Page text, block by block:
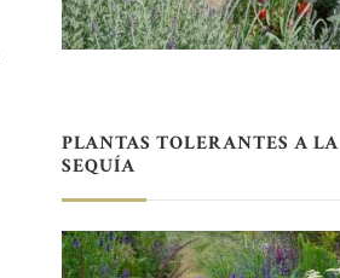
PLANTAS TOLERANTES A LA
SEQUÍA